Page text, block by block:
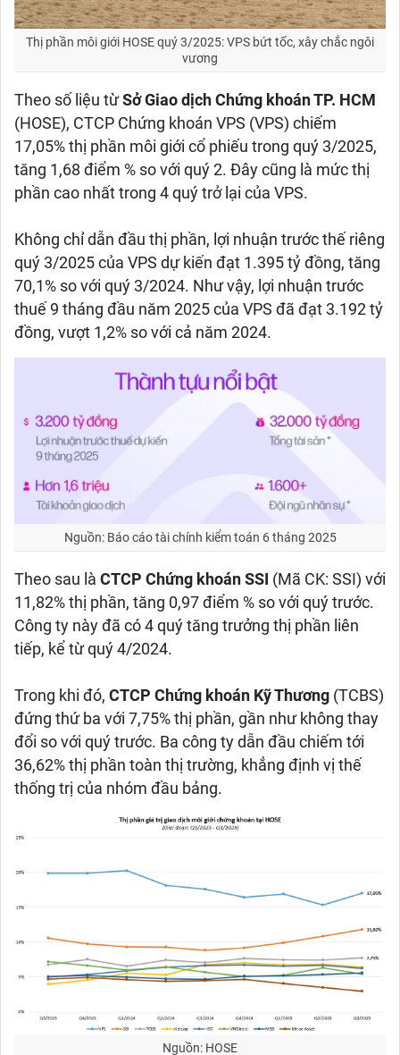
Thị phần môi giới HOSE quý 3/2025: VPS bứt tốc, xây chắc ngôi
vương
Theo số liệu từSở Giao dịch Chứng khoán TP. HCM
(HOSE), CTCP Chứng khoán VPS (VPS) chiếm
17,05% thị phần môi giới cổ phiếu trong quý 3/2025,
tăng 1,68 điểm % so với quý 2. Đây cũng là mức thị
phần cao nhất trong 4 quý trở lại của VPS.
Không chỉ dẫn đầu thị phần, lợi nhuận trước thế riêng
quý 3/2025 của VPS dự kiến đạt 1.395 tỷ đồng, tăng
70,1% so với quý 3/2024. Như vậy, lợi nhuận trước
thuế 9 tháng đầu năm 2025 của VPS đã đạt 3.192 tỷ
đồng, vượt 1,2% so với cả năm 2024.
Nguồn: Báo cáo tài chính kiểm toán 6 tháng 2025
Theo sau là CTCP Chứng khoán SSI (Mã CK: SSI) với
11,82% thị phần, tăng 0,97 điểm % so với quý trước.
Công ty này đã có 4 quý tăng trưởng thị phần liên
tiếp, kể từ quý 4/2024.
Trong khi đó, CTCP Chứng khoán Kỹ Thương (TCBS)
đứng thứ ba với 7,75% thị phần, gần như không thay
đổi so với quý trước. Ba công ty dẫn đầu chiếm tới
36,62% thị phần toàn thị trường, khẳng định vị thế
thống trị của nhóm đầu bảng.
Nguồn: HOSE